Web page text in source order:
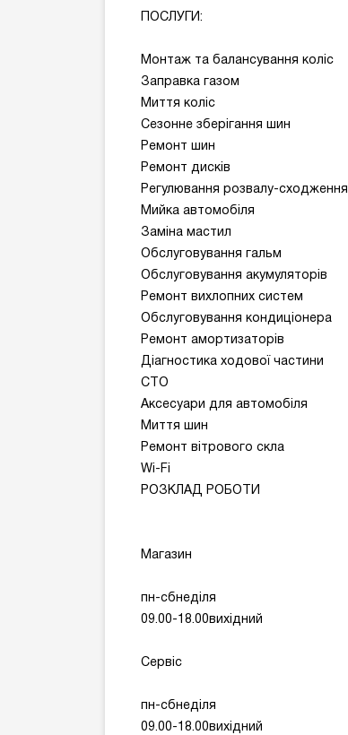
ПОСЛУГИ:
Монтаж та балансування коліс
Заправка газом
Миття коліс
Сезонне зберігання шин
Ремонт шин
Ремонт дисків
Регулювання розвалу-сходження
Мийка автомобіля
Заміна мастил
Обслуговування гальм
Обслуговування акумуляторів
Ремонт вихлопних систем
Обслуговування кондиціонера
Ремонт амортизаторів
Діагностика ходової частини
СТО
Аксесуари для автомобіля
Миття шин
Ремонт вітрового скла
Wi-Fi
РОЗКЛАД РОБОТИ
Магазин
пн-сбнеділя
09.00-18.00вихідний
Сервіс
пн-сбнеділя
09.00-18.00вихідний